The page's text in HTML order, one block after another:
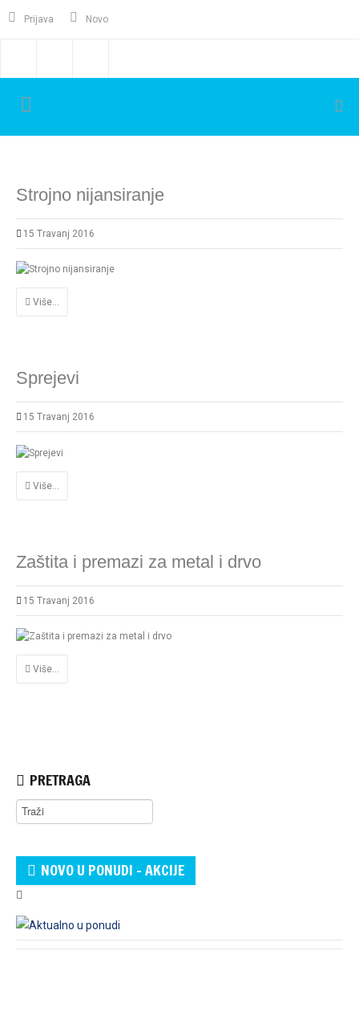
Prijava Novo
Strojno nijansiranje
15 Travanj 2016
Više...
Sprejevi
15 Travanj 2016
Više...
Zaštita i premazi za metal i drvo
15 Travanj 2016
Više...
PRETRAGA
NOVO U PONUDI - AKCIJE